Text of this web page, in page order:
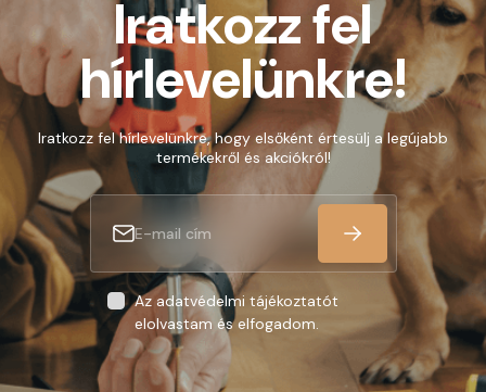
Iratkozz fel
hírlevelünkre!
Iratkozz fel hírlevelünkre, hogy elsőként értesülj a legújabb
termékekről és akciókról!
Az adatvédelmi tájékoztatót
elolvastam és elfogadom.